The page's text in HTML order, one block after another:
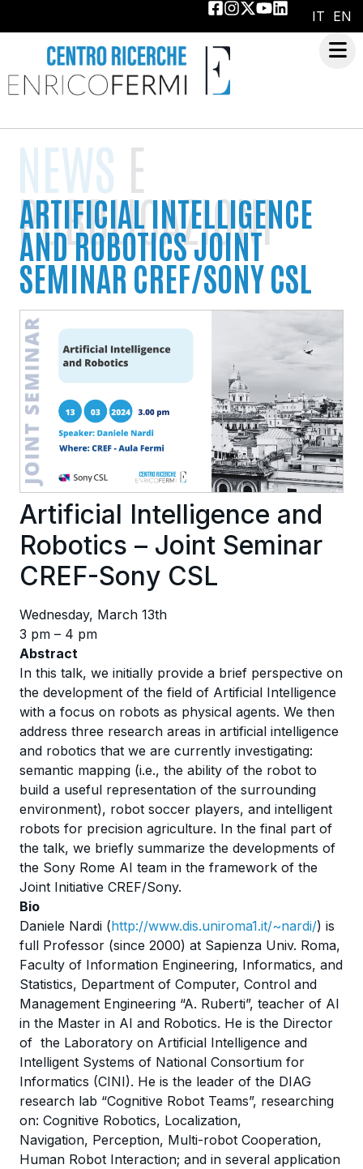
IT EN
NEWS E
PUBBLICAZIONI
ARTIFICIAL INTELLIGENCE
AND ROBOTICS JOINT
SEMINAR CREF/SONY CSL
Artificial Intelligence and
Robotics – Joint Seminar
CREF-Sony CSL
Wednesday, March 13th
3 pm – 4 pm
Abstract
In this talk, we initially provide a brief perspective on
the development of the field of Artificial Intelligence
with a focus on robots as physical agents. We then
address three research areas in artificial intelligence
and robotics that we are currently investigating:
semantic mapping (i.e., the ability of the robot to
build a useful representation of the surrounding
environment), robot soccer players, and intelligent
robots for precision agriculture. In the final part of
the talk, we briefly summarize the developments of
the Sony Rome AI team in the framework of the
Joint Initiative CREF/Sony.
Bio
Daniele Nardi (http://www.dis.uniroma1.it/~nardi/) is
full Professor (since 2000) at Sapienza Univ. Roma,
Faculty of Information Engineering, Informatics, and
Statistics, Department of Computer, Control and
Management Engineering “A. Ruberti”, teacher of AI
in the Master in AI and Robotics. He is the Director
of the Laboratory on Artificial Intelligence and
Intelligent Systems of National Consortium for
Informatics (CINI). He is the leader of the DIAG
research lab “Cognitive Robot Teams”, researching
on: Cognitive Robotics, Localization,
Navigation, Perception, Multi-robot Cooperation,
Human Robot Interaction; and in several application